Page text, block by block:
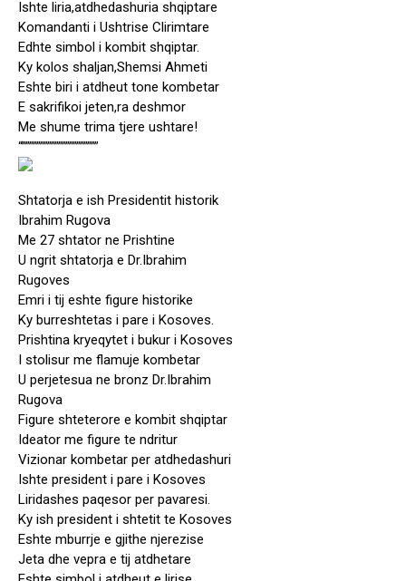
Ishte liria,atdhedashuria shqiptare
Komandanti i Ushtrise Clirimtare
Edhte simbol i kombit shqiptar.
Ky kolos shaljan,Shemsi Ahmeti
Eshte biri i atdheut tone kombetar
E sakrifikoi jeten,ra deshmor
Me shume trima tjere ushtare!
“”””””””””””””””””””””
Shtatorja e ish Presidentit historik
Ibrahim Rugova
Me 27 shtator ne Prishtine
U ngrit shtatorja e Dr.Ibrahim
Rugoves
Emri i tij eshte figure historike
Ky burreshtetas i pare i Kosoves.
Prishtina kryeqytet i bukur i Kosoves
I stolisur me flamuje kombetar
U perjetesua ne bronz Dr.Ibrahim
Rugova
Figure shteterore e kombit shqiptar
Ideator me figure te ndritur
Vizionar kombetar per atdhedashuri
Ishte president i pare i Kosoves
Liridashes paqesor per pavaresi.
Ky ish president i shtetit te Kosoves
Eshte mburrje e gjithe njerezise
Jeta dhe vepra e tij atdhetare